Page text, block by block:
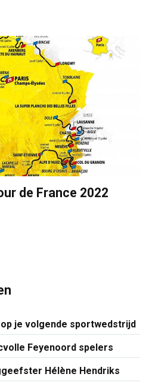
de France 2022
je volgende sportwedstrijd
Feyenoord spelers
Hélène Hendriks